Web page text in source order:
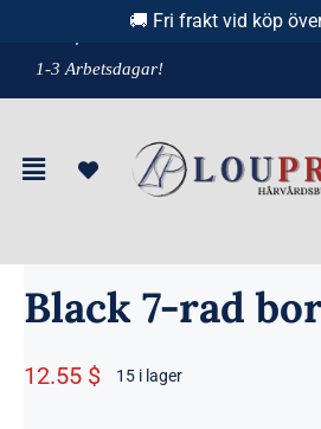
innehållet
& Leverans
1-3 Arbetsdagar!
Black 7-rad
12.55 $ 15 i lager
🚚 Fri frakt vid köp